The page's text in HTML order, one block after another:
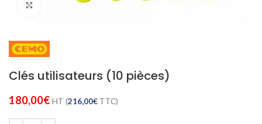
Cliquez pour agrandir
Clés utilisateurs (10 pièces)
180,00€ HT (216,00€ TTC)